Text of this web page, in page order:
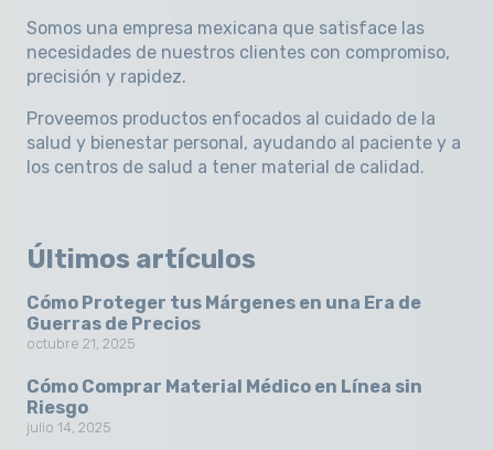
Somos una empresa mexicana que satisface las
necesidades de nuestros clientes con compromiso,
precisión y rapidez.
Proveemos productos enfocados al cuidado de la
salud y bienestar personal, ayudando al paciente y a
los centros de salud a tener material de calidad.
Últimos artículos
Cómo Proteger tus Márgenes en una Era de
Guerras de Precios
octubre 21, 2025
Cómo Comprar Material Médico en Línea sin
Riesgo
julio 14, 2025